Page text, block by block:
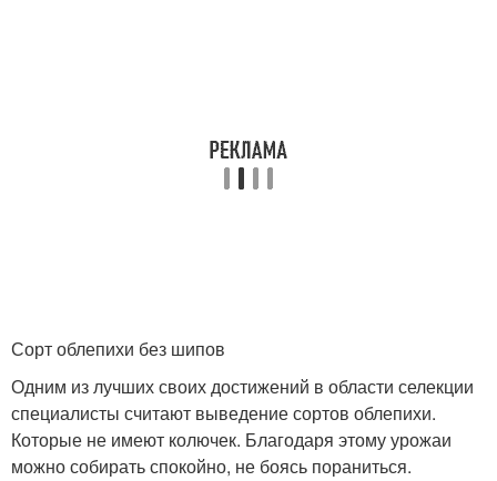
Сорт облепихи без шипов
Одним из лучших своих достижений в области селекции
специалисты считают выведение сортов облепихи.
Которые не имеют колючек. Благодаря этому урожаи
можно собирать спокойно, не боясь пораниться.